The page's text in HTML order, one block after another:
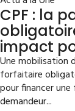
CPF : la
impact
Une mobilisation
forfaitaire
pour financer
demandeur...